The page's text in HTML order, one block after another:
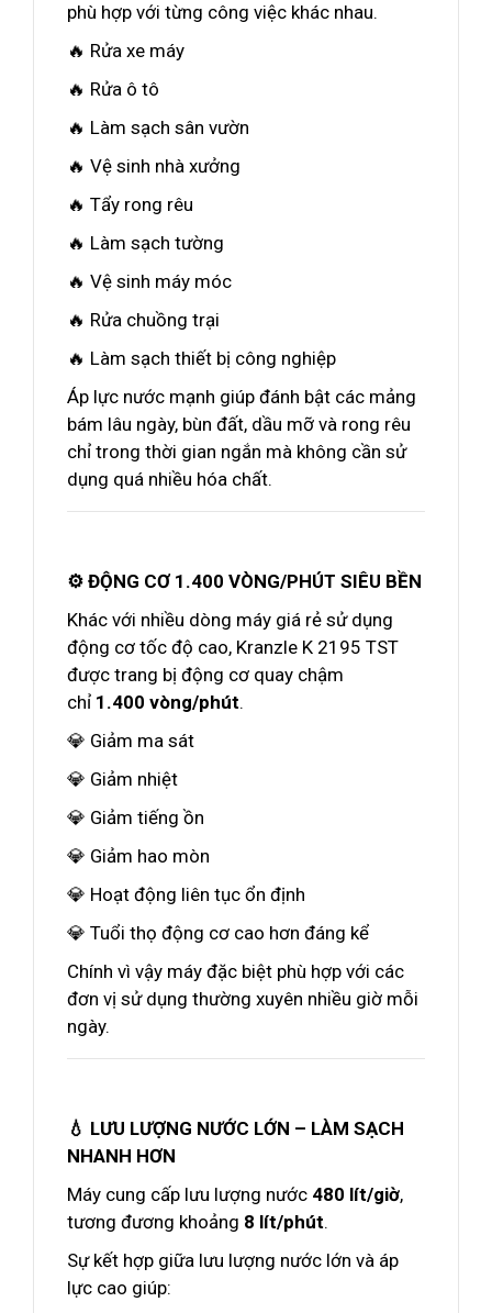
phù hợp với từng công việc khác nhau.
🔥 Rửa xe máy
🔥 Rửa ô tô
🔥 Làm sạch sân vườn
🔥 Vệ sinh nhà xưởng
🔥 Tẩy rong rêu
🔥 Làm sạch tường
🔥 Vệ sinh máy móc
🔥 Rửa chuồng trại
🔥 Làm sạch thiết bị công nghiệp
Áp lực nước mạnh giúp đánh bật các mảng
bám lâu ngày, bùn đất, dầu mỡ và rong rêu
chỉ trong thời gian ngắn mà không cần sử
dụng quá nhiều hóa chất.
⚙️ ĐỘNG CƠ 1.400 VÒNG/PHÚT SIÊU BỀN
Khác với nhiều dòng máy giá rẻ sử dụng
động cơ tốc độ cao, Kranzle K 2195 TST
được trang bị động cơ quay chậm
chỉ 1.400 vòng/phút.
💎 Giảm ma sát
💎 Giảm nhiệt
💎 Giảm tiếng ồn
💎 Giảm hao mòn
💎 Hoạt động liên tục ổn định
💎 Tuổi thọ động cơ cao hơn đáng kể
Chính vì vậy máy đặc biệt phù hợp với các
đơn vị sử dụng thường xuyên nhiều giờ mỗi
ngày.
💧 LƯU LƯỢNG NƯỚC LỚN – LÀM SẠCH
NHANH HƠN
Máy cung cấp lưu lượng nước 480 lít/giờ,
tương đương khoảng 8 lít/phút.
Sự kết hợp giữa lưu lượng nước lớn và áp
lực cao giúp: